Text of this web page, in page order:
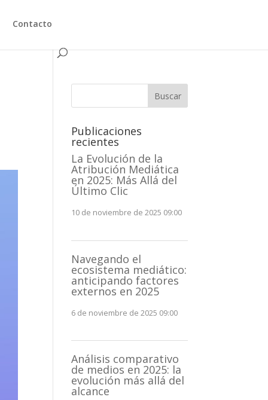
Contacto
Buscar
Publicaciones
recientes
La Evolución de la
Atribución Mediática
en 2025: Más Allá del
Último Clic
10 de noviembre de 2025 09:00
Navegando el
ecosistema mediático:
anticipando factores
externos en 2025
6 de noviembre de 2025 09:00
Análisis comparativo
de medios en 2025: la
evolución más allá del
alcance